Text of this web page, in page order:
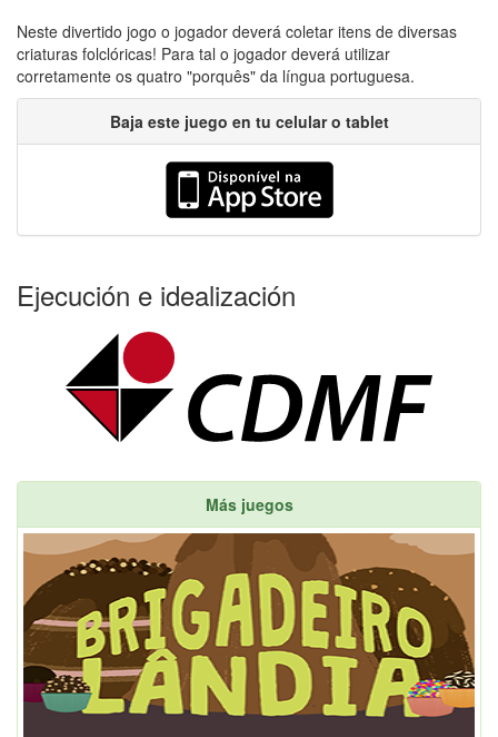
Neste divertido jogo o jogador deverá coletar itens de diversas
criaturas folclóricas! Para tal o jogador deverá utilizar
corretamente os quatro "porquês" da língua portuguesa.
Baja este juego en tu celular o tablet
Ejecución e idealización
Más juegos